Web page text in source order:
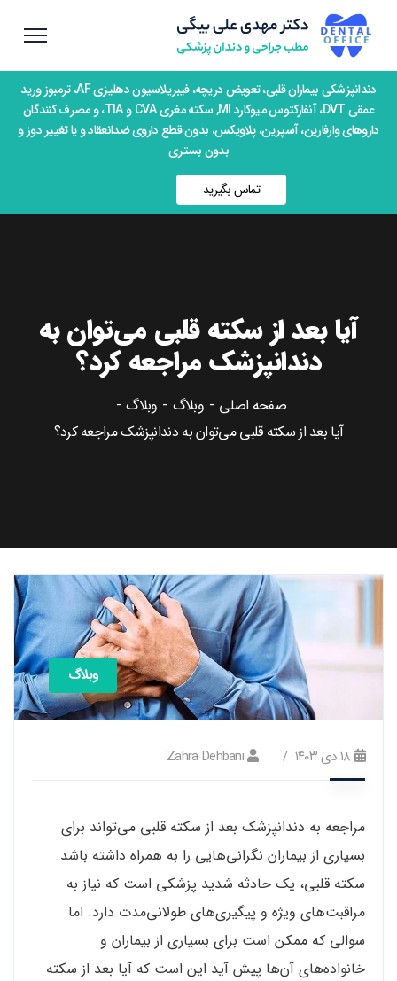
دندانپزشکی بیماران قلبی، تعویض دریچه، فیبریلاسیون دهلیزی AF، ترمبوز ورید
عمقی DVT، آنفارکتوس میوکارد MI, سکته مغری CVA و TIA، و مصرف کنندگان
داروهای وارفارین، آسپرین، پلاویکس، بدون قطع داروی ضدانعقاد و یا تغییر دوز و
بدون بستری
تماس بگیرید
آیا بعد از سکته قلبی می‌توان به
دندانپزشک مراجعه کرد؟
صفحه اصلی وبلاگ
وبلاگ
آیا بعد از سکته قلبی می‌توان به دندانپزشک مراجعه کرد؟
وبلاگ
۱۸ دی ۱۴۰۳ Zahra Dehbani
مراجعه به دندانپزشک بعد از سکته قلبی می‌تواند برای
بسیاری از بیماران نگرانی‌هایی را به همراه داشته باشد.
سکته قلبی، یک حادثه شدید پزشکی است که نیاز به
مراقبت‌های ویژه و پیگیری‌های طولانی‌مدت دارد. اما
سوالی که ممکن است برای بسیاری از بیماران و
خانواده‌های آن‌ها پیش آید این است که آیا بعد از سکته